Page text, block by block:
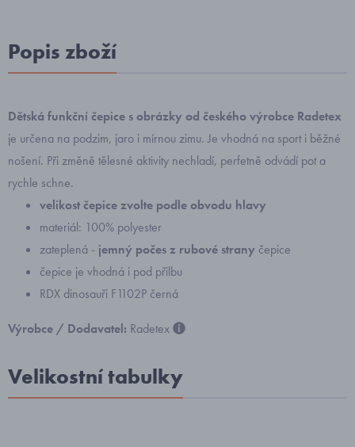
Popis zboží
Dětská funkční čepice s obrázky od českého výrobce Radetex
je určena na podzim, jaro i mírnou zimu.Je vhodná na sport i běžné
nošení. Při změně tělesné aktivity nechladí, perfetně odvádí pot a
rychle schne.
velikost čepice zvolte podle obvodu hlavy
materiál: 100% polyester
zateplená - jemný počes z rubové strany čepice
čepice je vhodná i pod přilbu
RDX dinosauři F1102P černá
Výrobce / Dodavatel: Radetex
Velikostní tabulky